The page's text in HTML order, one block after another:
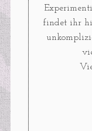
findet ihr